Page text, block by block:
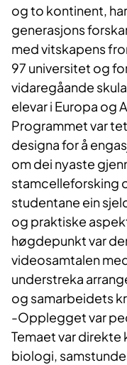
og to kontinent,
generasjons
med vitskapens
97 universitet og
vidaregåande
elevar i Europa og
Programmet var
designa for å
om dei nyaste
stamcelleforsking
studentane ein
og praktiske
høgdepunkt var
videosamtalen
understreka
og samarbeidets
-Opplegget var
Temaet var
biologi,